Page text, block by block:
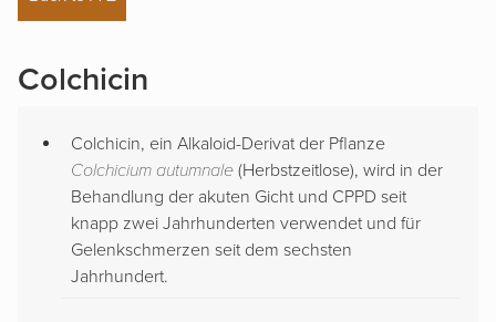
Colchicin
Colchicin, ein Alkaloid-Derivat der Pflanze
Colchicium autumnale (Herbstzeitlose), wird in der
Behandlung der akuten Gicht und CPPD seit
knapp zwei Jahrhunderten verwendet und für
Gelenkschmerzen seit dem sechsten
Jahrhundert.